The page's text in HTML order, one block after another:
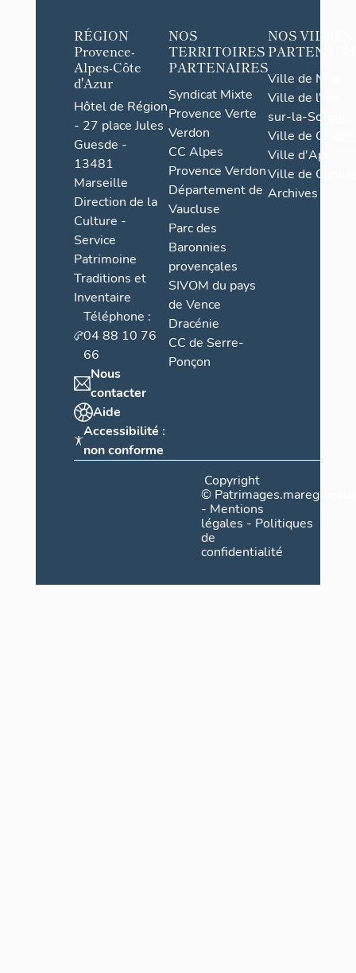
RÉGION
Provence-
Alpes-Côte
d'Azur
Hôtel de Région
- 27 place Jules
Guesde -
13481
Marseille
Direction de la
Culture -
Service
Patrimoine
Traditions et
Inventaire
Téléphone :
04 88 10 76
66
Nous
contacter
Aide
Accessibilité :
non conforme
NOS
TERRITOIRES
PARTENAIRES
Syndicat Mixte
Provence Verte
Verdon
CC Alpes
Provence Verdon
Département de
Vaucluse
Parc des
Baronnies
provençales
SIVOM du pays
de Vence
Dracénie
CC de Serre-
Ponçon
NOS VILLES
Ville de Nice
Ville de l'Isle-
sur-la-Sorgue
Ville de Grasse
Ville d'Apt
Ville de
Archives
Copyright
©
- Mentions
légales - Politiques
de
confidentialité